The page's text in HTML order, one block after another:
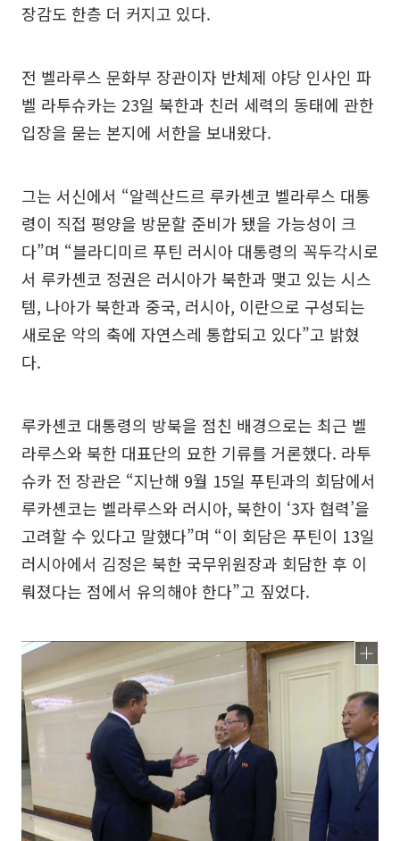
장감도 한층 더 커지고 있다.
전 벨라루스 문화부 장관이자 반체제 야당 인사인 파
벨 라투슈카는 23일 북한과 친러 세력의 동태에 관한
입장을 묻는 본지에 서한을 보내왔다.
그는 서신에서 “알렉산드르 루카셴코 벨라루스 대통
령이 직접 평양을 방문할 준비가 됐을 가능성이 크
다”며 “블라디미르 푸틴 러시아 대통령의 꼭두각시로
서 루카셴코 정권은 러시아가 북한과 맺고 있는 시스
템, 나아가 북한과 중국, 러시아, 이란으로 구성되는
새로운 악의 축에 자연스레 통합되고 있다”고 밝혔
다.
루카셴코 대통령의 방북을 점친 배경으로는 최근 벨
라루스와 북한 대표단의 묘한 기류를 거론했다. 라투
슈카 전 장관은 “지난해 9월 15일 푸틴과의 회담에서
루카셴코는 벨라루스와 러시아, 북한이 ‘3자 협력’을
고려할 수 있다고 말했다”며 “이 회담은 푸틴이 13일
러시아에서 김정은 북한 국무위원장과 회담한 후 이
뤄졌다는 점에서 유의해야 한다”고 짚었다.